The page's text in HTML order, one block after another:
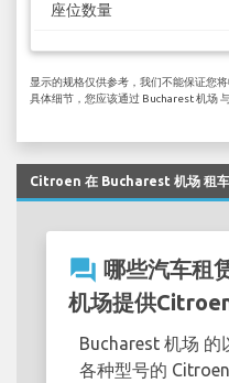
座位数量
显示的规格仅供参考，我们不能保证您
具体细节，您应该通过 Bucharest 机场
Citroen 在 Bucharest 机场 租
question_answer 哪些汽车租
机场提供
Bucharest 机场 的
各种型号的 Citroen